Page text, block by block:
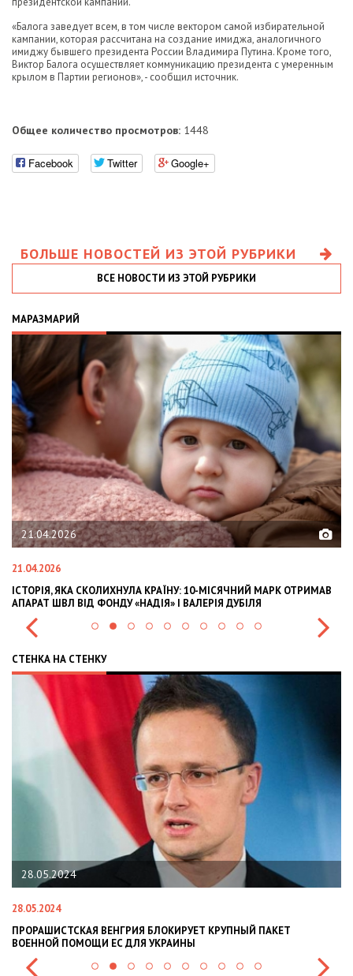
«Балога заведует всем, в том числе вектором самой избирательной
кампании, которая рассчитана на создание имиджа, аналогичного
имиджу бывшего президента России Владимира Путина. Кроме того,
Виктор Балога осуществляет коммуникацию президента с умеренным
крылом в Партии регионов», - сообщил источник.
Общее количество просмотров: 1448
Facebook Twitter Google+
БОЛЬШЕ НОВОСТЕЙ ИЗ ЭТОЙ РУБРИКИ
ВСЕ НОВОСТИ ИЗ ЭТОЙ РУБРИКИ
МАРАЗМАРИЙ
21.04.2026
21.04.2026
ІСТОРІЯ, ЯКА СКОЛИХНУЛА КРАЇНУ: 10-МІСЯЧНИЙ МАРК ОТРИМАВ
АПАРАТ ШВЛ ВІД ФОНДУ «НАДІЯ» І ВАЛЕРІЯ ДУБІЛЯ
СТЕНКА НА СТЕНКУ
28.05.2024
28.05.2024
ПРОРАШИСТСКАЯ ВЕНГРИЯ БЛОКИРУЕТ КРУПНЫЙ ПАКЕТ
ВОЕННОЙ ПОМОЩИ ЕС ДЛЯ УКРАИНЫ